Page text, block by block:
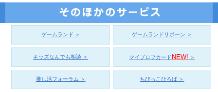
ゲームランド ＞ ゲームランドリボーン ＞
キッズなんでも相談 ＞ マイプロフカードNEW! ＞
推し活フォーラム ＞ ちびっこひろば ＞